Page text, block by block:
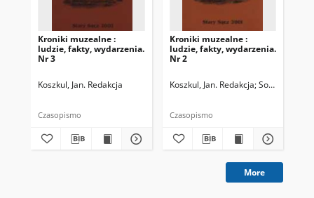
Kroniki muzealne :
ludzie, fakty, wydarzenia.
Nr 3
Koszkul, Jan. Redakcja
Czasopismo
Kroniki muzealne :
ludzie, fakty, wydarzenia.
Nr 2
Koszkul, Jan. Redakcja Sojka,
Czasopismo
More